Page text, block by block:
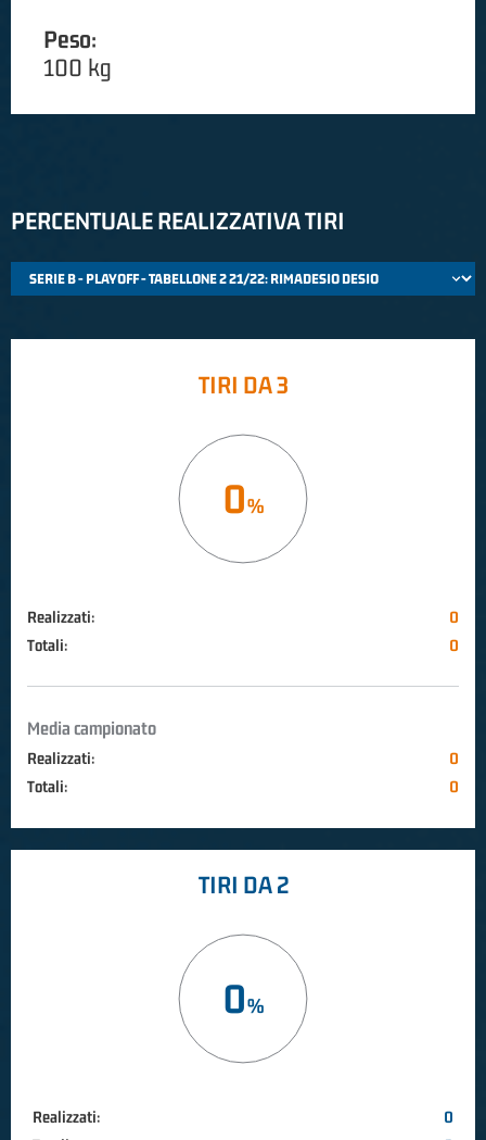
Peso:
100 kg
PERCENTUALE REALIZZATIVA TIRI
TIRI DA 3
0
Realizzati:
0
Totali:
0
Media campionato
Realizzati:
0
Totali:
0
TIRI DA 2
0
Realizzati:
0